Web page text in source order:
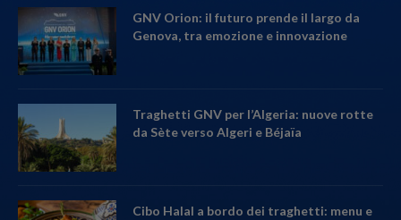
GNV Orion: il futuro prende il largo da
Genova, tra emozione e innovazione
Traghetti GNV per l’Algeria: nuove rotte
da Sète verso Algeri e Béjaïa
Cibo Halal a bordo dei traghetti: menu e